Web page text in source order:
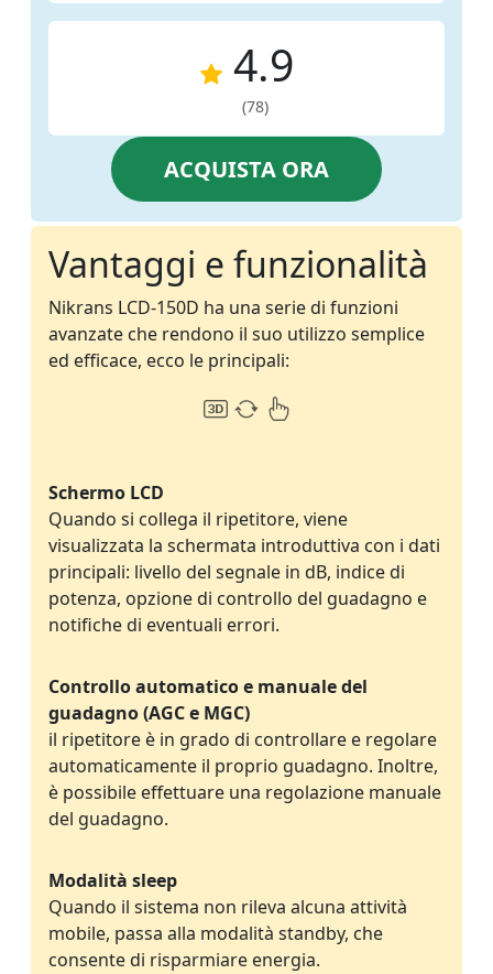
4.9
(78)
ACQUISTA ORA
Vantaggi e funzionalità
Nikrans LCD-150D ha una serie di funzioni
avanzate che rendono il suo utilizzo semplice
ed efficace, ecco le principali:
Schermo LCD
Quando si collega il ripetitore, viene
visualizzata la schermata introduttiva con i dati
principali: livello del segnale in dB, indice di
potenza, opzione di controllo del guadagno e
notifiche di eventuali errori.
Controllo automatico e manuale del
guadagno (AGC e MGC)
il ripetitore è in grado di controllare e regolare
automaticamente il proprio guadagno. Inoltre,
è possibile effettuare una regolazione manuale
del guadagno.
Modalità sleep
Quando il sistema non rileva alcuna attività
mobile, passa alla modalità standby, che
consente di risparmiare energia.